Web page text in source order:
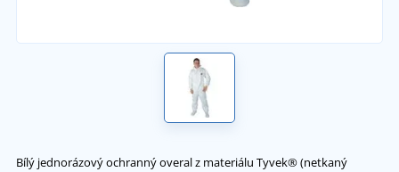
Bílý jednorázový ochranný overal z materiálu Tyvek® (netkaný